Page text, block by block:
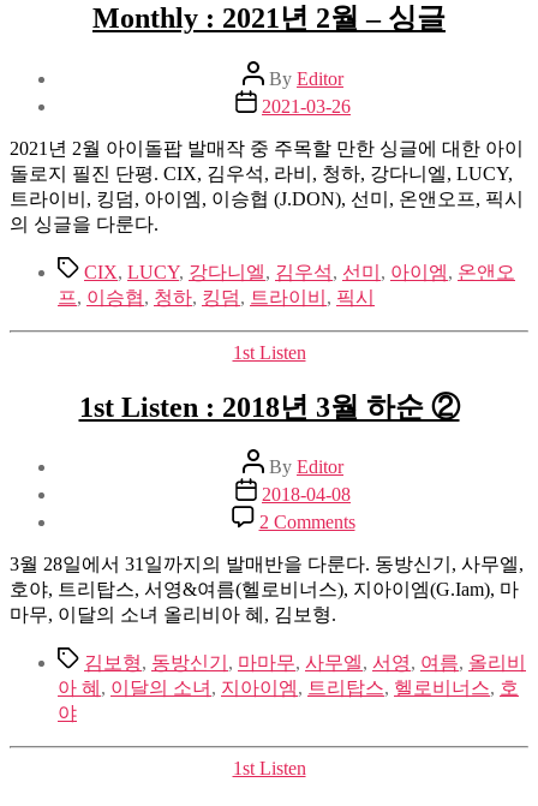
Monthly : 2021년 2월 – 싱글
Post
author
By Editor
Post
date
2021-03-26
2021년 2월 아이돌팝 발매작 중 주목할 만한 싱글에 대한 아이
돌로지 필진 단평. CIX, 김우석, 라비, 청하, 강다니엘, LUCY,
트라이비, 킹덤, 아이엠, 이승협 (J.DON), 선미, 온앤오프, 픽시
의 싱글을 다룬다.
TagsCIX, LUCY, 강다니엘, 김우석, 선미 , 아이엠, 온앤오
프, 이승협, 청하, 킹덤, 트라이비 , 픽시
Categories
1st Listen
1st Listen : 2018년 3월 하순 ②
Post
author
By Editor
Post
date
2018-04-08
2 Commentson
1st
Listen
:
2018
월
하
②
3월 28일에서 31일까지의 발매반을 다룬다. 동방신기, 사무엘,
호야, 트리탑스, 서영&여름(헬로비너스), 지아이엠(G.Iam), 마
마무, 이달의 소녀 올리비아 혜, 김보형.
Tags김보형, 동방신기 , 마마무, 사무엘, 서영, 여름, 올리비
아 혜 , 이달의 소녀 , 지아이엠, 트리탑스, 헬로비너스, 호
야
Categories
1st Listen